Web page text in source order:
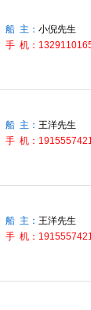
船 主： 小倪先生
手 机：
船 主： 王洋先生
手 机：
船 主： 王洋先生
手 机：